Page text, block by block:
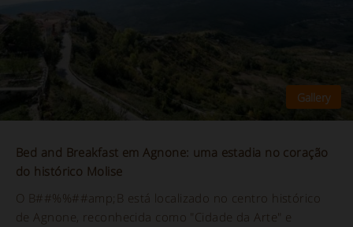
Bed and Breakfast em Agnone: uma estadia no coração
do histórico Molise
O B##%%##amp;B está localizado no centro histórico
de Agnone, reconhecida como "Cidade da Arte" e